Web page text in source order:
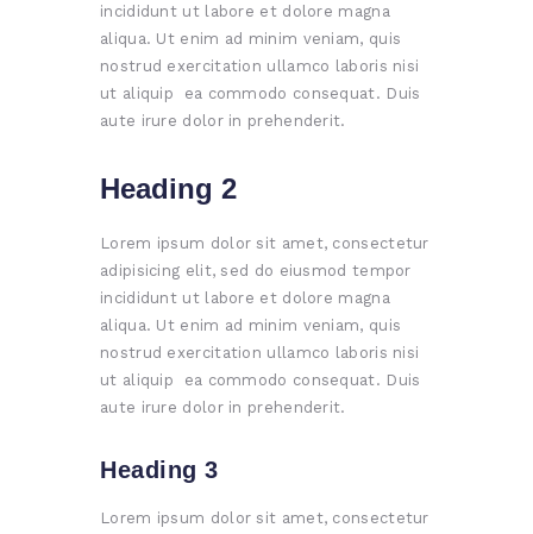
incididunt ut labore et dolore magna
aliqua. Ut enim ad minim veniam, quis
nostrud exercitation ullamco laboris nisi
ut aliquip ea commodo consequat. Duis
aute irure dolor in prehenderit.
Heading 2
Lorem ipsum dolor sit amet, consectetur
adipisicing elit, sed do eiusmod tempor
incididunt ut labore et dolore magna
aliqua. Ut enim ad minim veniam, quis
nostrud exercitation ullamco laboris nisi
ut aliquip ea commodo consequat. Duis
aute irure dolor in prehenderit.
Heading 3
Lorem ipsum dolor sit amet, consectetur